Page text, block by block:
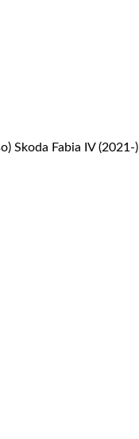
Skoda Fabia IV